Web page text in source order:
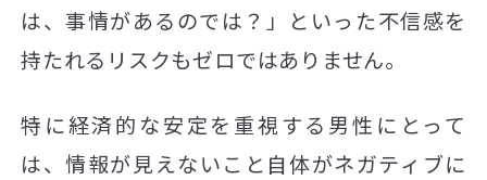
は、事情があるのでは？」といった不信感を
持たれるリスクもゼロではありません。
特に経済的な安定を重視する男性にとって
は、情報が見えないこと自体がネガティブに